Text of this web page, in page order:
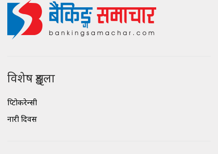
विशेष शृङ्खला
क्रिप्टोकरेन्सी
नारी दिवस